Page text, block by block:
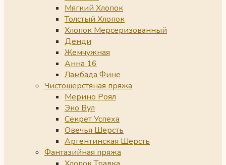
Мягкий Хлопок
Толстый Хлопок
Хлопок Мерсеризованный
Денди
Жемчужная
Анна 16
Ламбада Фине
Чистошерстяная пряжа
Мерино Роял
Эко Вул
Секрет Успеха
Овечья Шерсть
Аргентинская Шерсть
Фантазийная пряжа